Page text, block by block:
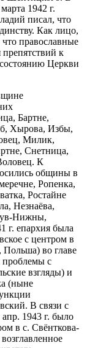
1942 г.
писал, что
Как лицо,
православные
препятствий к
Церкви
Бартне,
Хырова, Избы,
Милик,
Снетница,
К
общины в
Ропенка,
Ростайне
Незнаёва,
Нижны,
г. епархия была
с центром в
Польша) во главе
с
взгляды) и
(ныне
В связи с
1943 г. было
в с. Свёнткова-